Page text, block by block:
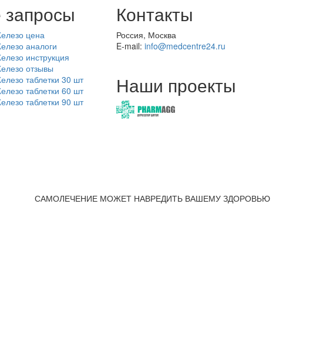
запросы
цена
аналоги
инструкция
отзывы
таблетки 30 шт
таблетки 60 шт
таблетки 90 шт
Контакты
Россия, Москва
E-mail: info@medcentre24.ru
Наши проекты
САМОЛЕЧЕНИЕ МОЖЕТ НАВРЕДИТЬ ВАШЕМУ ЗДОРОВЬЮ